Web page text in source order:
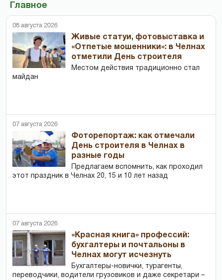
Главное
08 августа 2026
Живые статуи, фотовыставка и
«Отпетые мошенники»: в Челнах
отметили День строителя
Местом действия традиционно стал
майдан
07 августа 2026
Фоторепортаж: как отмечали
День строителя в Челнах в
разные годы
Предлагаем вспомнить, как проходил
этот праздник в Челнах 20, 15 и 10 лет назад
07 августа 2026
«Красная книга» профессий:
бухгалтеры и почтальоны в
Челнах могут исчезнуть
Бухгалтеры-новички, тур­агенты,
переводчики, водители грузовиков и даже секретари –